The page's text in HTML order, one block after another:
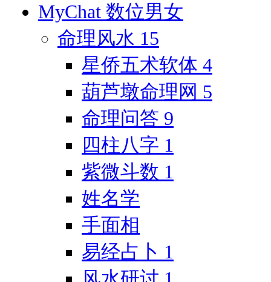
MyChat 数位男女
命理风水 15
星侨五术软体 4
葫芦墩命理网 5
命理问答 9
四柱八字 1
紫微斗数 1
姓名学
手面相
易经占卜 1